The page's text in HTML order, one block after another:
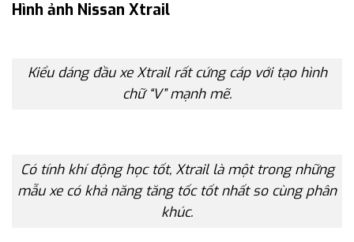
Hình ảnh Nissan Xtrail
Kiểu dáng đầu xe Xtrail rất cứng cáp với tạo hình
chữ “V” mạnh mẽ.
Có tính khí động học tốt, Xtrail là một trong những
mẫu xe có khả năng tăng tốc tốt nhất so cùng phân
khúc.